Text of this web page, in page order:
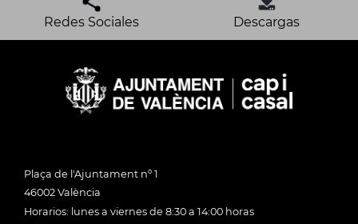
Redes Sociales Descargas
Plaça de l'Ajuntament nº 1
46002 València
Horarios: lunes a viernes de 8:30 a 14:00 horas